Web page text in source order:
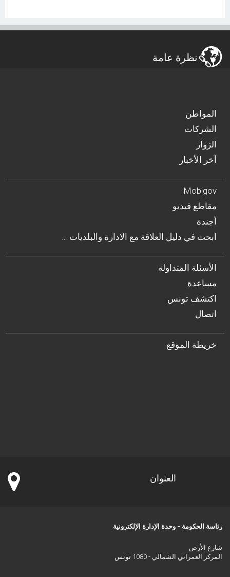
نظرة عامة
المواطن
الشركات
الزوار
آخر الأخبار
Mobigov
مقاطع فيديو
أجندة
… ابحث في دليل العلاقة مع الادارة والبلديات
الأسئلة المتداولة
مساعدة
اكتشف تونس
اتصال
خريطة الموقع
العنوان
رئاسة الحكومة - وحدة الإدارة الإلكترونية
شارع الأرض
المركز العمراني الشمالي - 1080 تونس